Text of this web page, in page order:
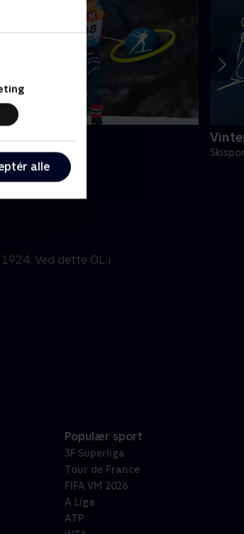
alle
Ved dette OL i
Populær sport
3F Superliga
Tour de France
FIFA VM 2026
A Liga
ATP